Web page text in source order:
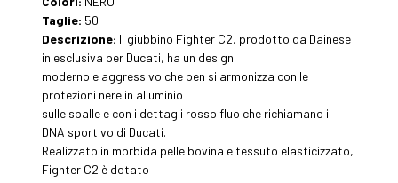
Taglie: 50
Descrizione: Il giubbino Fighter C2, prodotto da Dainese
in esclusiva per Ducati, ha un design
moderno e aggressivo che ben si armonizza con le
protezioni nere in alluminio
sulle spalle e con i dettagli rosso fluo che richiamano il
DNA sportivo di Ducati.
Realizzato in morbida pelle bovina e tessuto elasticizzato,
Fighter C2 è dotato